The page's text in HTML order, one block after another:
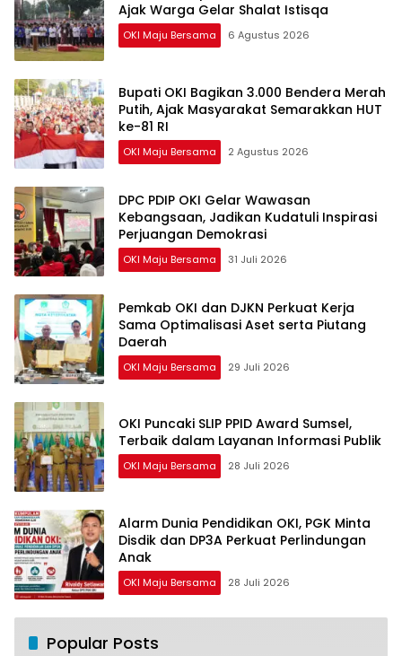
Ajak Warga Gelar Shalat Istisqa
OKI Maju Bersama 6 Agustus 2026
Bupati OKI Bagikan 3.000 Bendera Merah
Putih, Ajak Masyarakat Semarakkan HUT
ke-81 RI
OKI Maju Bersama 2 Agustus 2026
DPC PDIP OKI Gelar Wawasan
Kebangsaan, Jadikan Kudatuli Inspirasi
Perjuangan Demokrasi
OKI Maju Bersama 31 Juli 2026
Pemkab OKI dan DJKN Perkuat Kerja
Sama Optimalisasi Aset serta Piutang
Daerah
OKI Maju Bersama 29 Juli 2026
OKI Puncaki SLIP PPID Award Sumsel,
Terbaik dalam Layanan Informasi Publik
OKI Maju Bersama 28 Juli 2026
Alarm Dunia Pendidikan OKI, PGK Minta
Disdik dan DP3A Perkuat Perlindungan
Anak
OKI Maju Bersama 28 Juli 2026
Popular Posts